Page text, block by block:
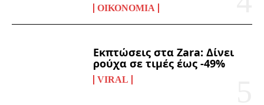
ΟΙΚΟΝΟΜΊΑ
Εκπτώσεις στα Zara: Δίνει
ρούχα σε τιμές έως -49%
VIRAL